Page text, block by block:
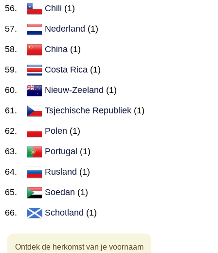
Chili (1)
Nederland (1)
China (1)
Costa Rica (1)
Nieuw-Zeeland (1)
Tsjechische Republiek (1)
Polen (1)
Portugal (1)
Rusland (1)
Soedan (1)
Schotland (1)
Ontdek de herkomst van je voornaam